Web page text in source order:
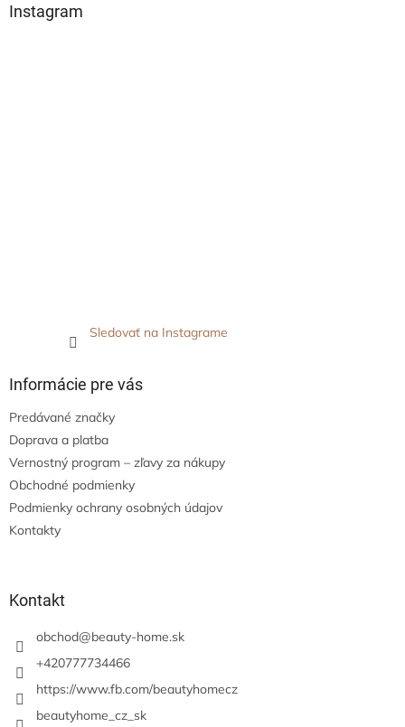
Instagram
Sledovať na Instagrame
Informácie pre vás
Predávané značky
Doprava a platba
Vernostný program – zľavy za nákupy
Obchodné podmienky
Podmienky ochrany osobných údajov
Kontakty
Kontakt
obchod@beauty-home.sk
+420777734466
https://www.fb.com/beautyhomecz
beautyhome_cz_sk